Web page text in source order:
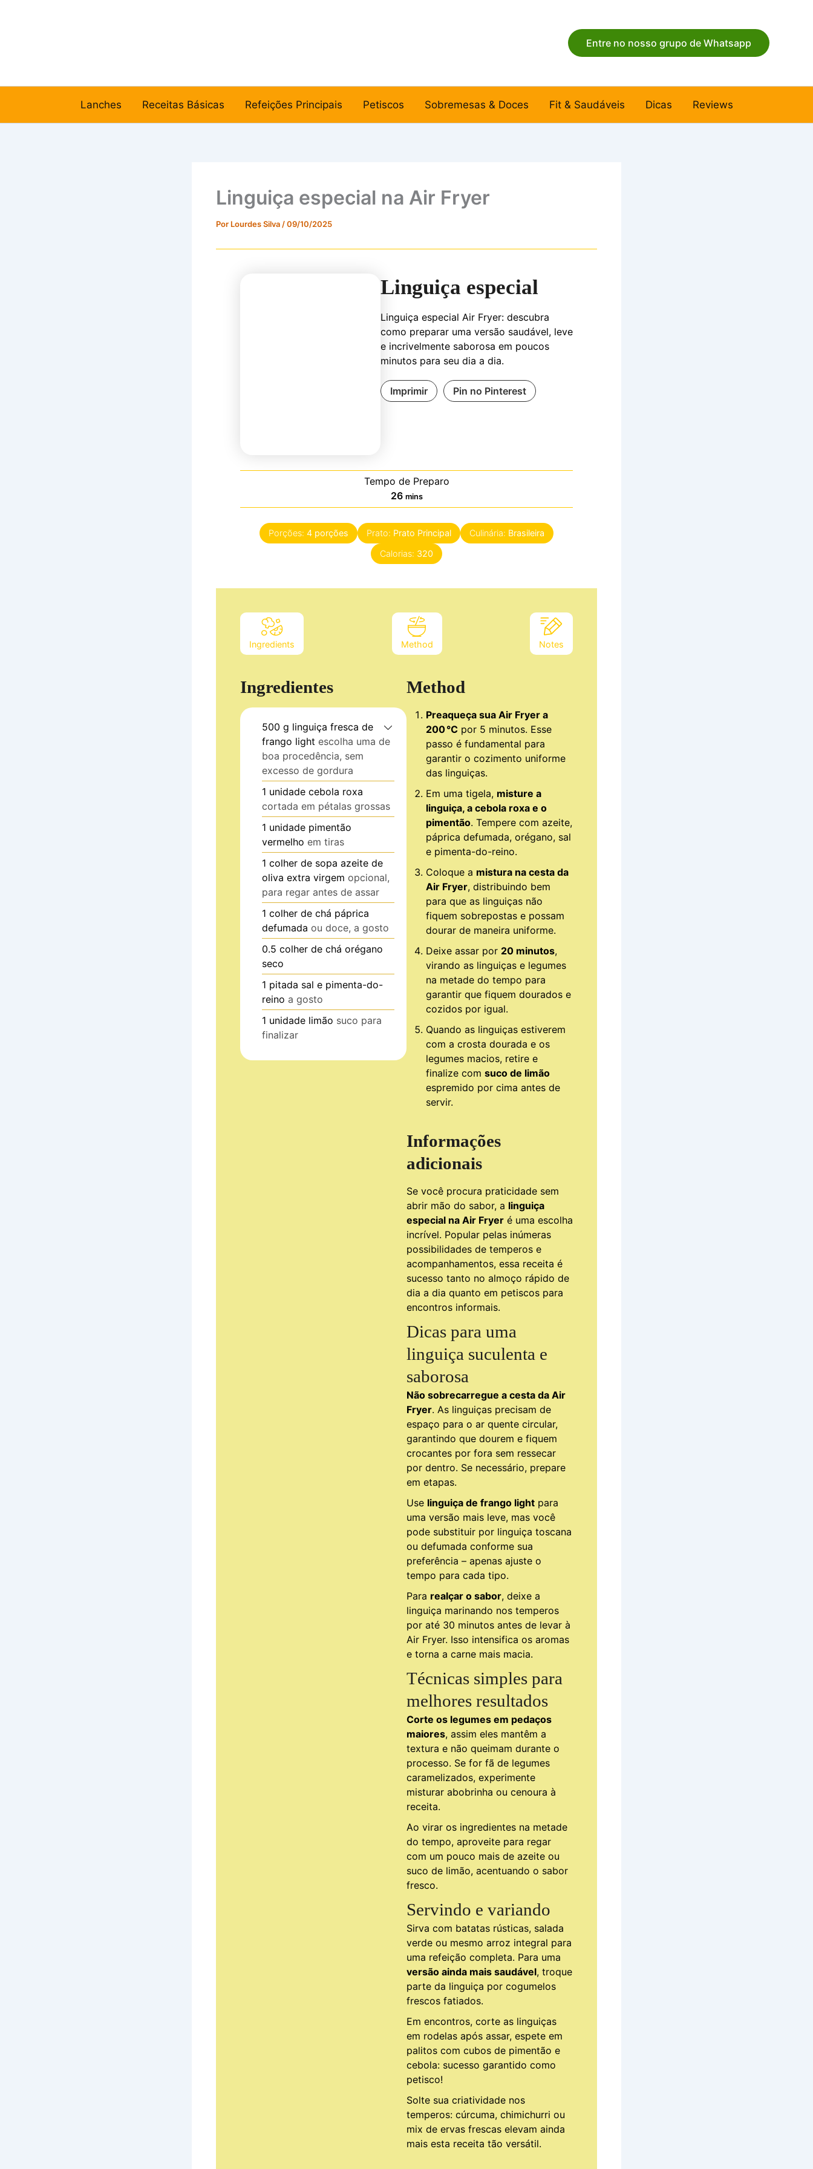
Entre no nosso grupo de Whatsapp
Lanches Receitas Básicas Refeições Principais Petiscos Sobremesas & Doces Fit & Saudáveis Dicas Reviews
Linguiça especial na Air Fryer
Por Lourdes Silva /09/10/2025
Linguiça especial
Linguiça especial Air Fryer: descubra
como preparar uma versão saudável, leve
e incrivelmente saborosa em poucos
minutos para seu dia a dia.
Imprimir Pin no Pinterest
Tempo de Preparo
26minutes
mins
Porções: 4 porções Prato: Prato Principal Culinária: Brasileira
Calorias: 320
Ingredients Method Notes
Ingredientes
500 g linguiça fresca de
frango light escolha uma de
boa procedência, sem
excesso de gordura
1 unidade cebola roxa
cortada em pétalas grossas
1 unidade pimentão
vermelho em tiras
1 colher de sopa azeite de
oliva extra virgem opcional,
para regar antes de assar
1 colher de chá páprica
defumada ou doce, a gosto
0.5 colher de chá orégano
seco
1 pitada sal e pimenta-do-
reino a gosto
1 unidade limão suco para
finalizar
Method
Preaqueça sua Air Fryer a
200 °C por 5 minutos. Esse
passo é fundamental para
garantir o cozimento uniforme
das linguiças.
Em uma tigela, misture a
linguiça, a cebola roxa e o
pimentão. Tempere com azeite,
páprica defumada, orégano, sal
e pimenta-do-reino.
Coloque a mistura na cesta da
Air Fryer, distribuindo bem
para que as linguiças não
fiquem sobrepostas e possam
dourar de maneira uniforme.
Deixe assar por 20 minutos,
virando as linguiças e legumes
na metade do tempo para
garantir que fiquem dourados e
cozidos por igual.
Quando as linguiças estiverem
com a crosta dourada e os
legumes macios, retire e
finalize com suco de limão
espremido por cima antes de
servir.
Informações
adicionais
Se você procura praticidade sem
abrir mão do sabor, a linguiça
especial na Air Fryer é uma escolha
incrível. Popular pelas inúmeras
possibilidades de temperos e
acompanhamentos, essa receita é
sucesso tanto no almoço rápido de
dia a dia quanto em petiscos para
encontros informais.
Dicas para uma
linguiça suculenta e
saborosa
Não sobrecarregue a cesta da Air
Fryer. As linguiças precisam de
espaço para o ar quente circular,
garantindo que dourem e fiquem
crocantes por fora sem ressecar
por dentro. Se necessário, prepare
em etapas.
Use linguiça de frango light para
uma versão mais leve, mas você
pode substituir por linguiça toscana
ou defumada conforme sua
preferência – apenas ajuste o
tempo para cada tipo.
Para realçar o sabor, deixe a
linguiça marinando nos temperos
por até 30 minutos antes de levar à
Air Fryer. Isso intensifica os aromas
e torna a carne mais macia.
Técnicas simples para
melhores resultados
Corte os legumes em pedaços
maiores, assim eles mantêm a
textura e não queimam durante o
processo. Se for fã de legumes
caramelizados, experimente
misturar abobrinha ou cenoura à
receita.
Ao virar os ingredientes na metade
do tempo, aproveite para regar
com um pouco mais de azeite ou
suco de limão, acentuando o sabor
fresco.
Servindo e variando
Sirva com batatas rústicas, salada
verde ou mesmo arroz integral para
uma refeição completa. Para uma
versão ainda mais saudável, troque
parte da linguiça por cogumelos
frescos fatiados.
Em encontros, corte as linguiças
em rodelas após assar, espete em
palitos com cubos de pimentão e
cebola: sucesso garantido como
petisco!
Solte sua criatividade nos
temperos: cúrcuma, chimichurri ou
mix de ervas frescas elevam ainda
mais esta receita tão versátil.